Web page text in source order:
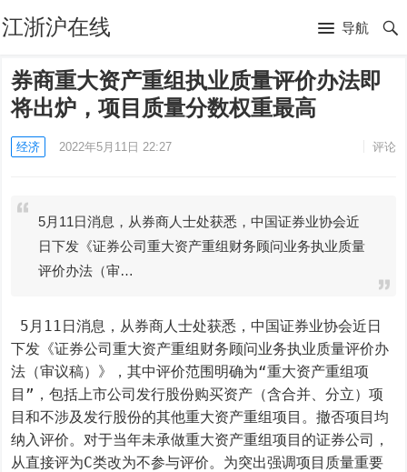
江浙沪在线 导航
券商重大资产重组执业质量评价办法即
将出炉，项目质量分数权重最高
经济 2022年5月11日 22:27 评论
5月11日消息，从券商人士处获悉，中国证券业协会近
日下发《证券公司重大资产重组财务顾问业务执业质量
评价办法（审…
下发《证券公司重大资产重组财务顾问业务执业质量评价办
法（审议稿）》，其中评价范围明确为“重大资产重组项
目”，包括上市公司发行股份购买资产（含合并、分立）项
目和不涉及发行股份的其他重大资产重组项目。撤否项目均
纳入评价。对于当年未承做重大资产重组项目的证券公司，
从直接评为C类改为不参与评价。为突出强调项目质量重要